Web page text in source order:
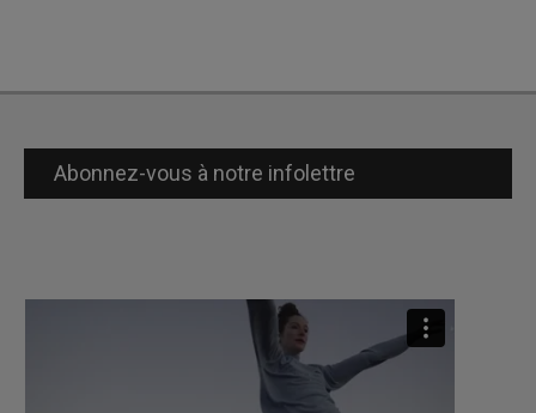
Abonnez-vous à notre infolettre